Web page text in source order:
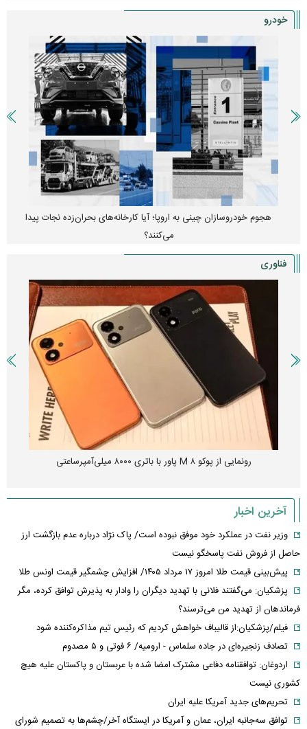
خودرو
هجوم خودروسازان چینی به اروپا؛ آیا کارخانه‌های بحران‌زده نجات پیدا
می‌کنند؟
فناوری
رونمایی از پوکو M ۸ پاور با باتری ۸۰۰۰ میلی‌آمپرساعتی
آخرین اخبار
وزیر نفت در عملکرد خود موفق نبوده است/ پاک نژاد درباره عدم بازگشت ارز
حاصل از فروش نفت پاسخگو نیست
پیش‌بینی قیمت طلا امروز ۱۷ مرداد ۱۴۰۵/ افزایش چشمگیر قیمت اونس طلا
پزشکیان: می‌گفتند فلانی با تهدید دیگران را وادار به پذیرش توافق کرده، مگر
فرماندهان از تهدید من می‌ترسند؟
فیلم/پزشکیان:از قالیباف خواهش کردیم که رئیس تیم مذاکره‌کننده شود
تصادف زنجیره‌ای در جاده سلماس - ارومیه/ ۶ فوتی و ۵ مصدوم
اردوغان: توافقنامه دفاعی مشترک امضا شده با عربستان و پاکستان علیه هیچ
کشوری نیست
تحریم‌های جدید آمریکا علیه ایران
توافق سه‌جانبه ایران، عمان و آمریکا در ایستگاه آخر/چشم‌ها به تصمیم شورای